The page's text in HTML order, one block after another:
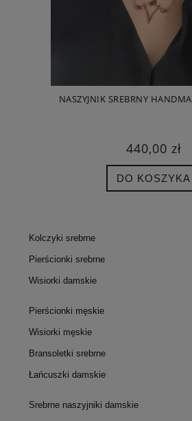
NASZYJNIK SREBRNY
440,00 zł
DO KOSZYKA
Kolczyki srebrne
Pierścionki srebrne
Wisiorki damskie
Pierścionki męskie
Wisiorki męskie
Bransoletki srebrne
Łańcuszki damskie
Srebrne naszyjniki damskie